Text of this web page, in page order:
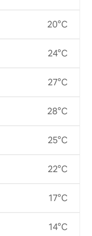
20°C
24°C
27°C
28°C
25°C
22°C
17°C
14°C